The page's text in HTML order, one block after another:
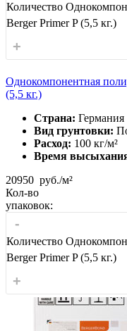
Количество
Berger Primer P (5,5 кг.)
+
Однокомпонентная
(5,5 кг.)
Страна: Германия
Вид грунтовки:
Расход: 100 кг/м²
Время
20950 руб./м²
Кол-во
упаковок:
-
Количество
Berger Primer P (5,5 кг.)
+